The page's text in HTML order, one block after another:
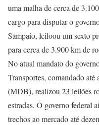
uma malha de cerca de
cargo para disputar o
Sampaio, leiloou um sexto
para cerca de 3.900 km de
No atual mandato do
Transportes, comandado
(MDB), realizou 23 leilões
estradas. O governo federal
trechos ao mercado até